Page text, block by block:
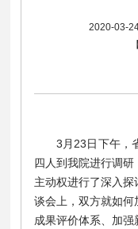
2020-03-
3月23日下午，
四人到我院进行调
主动权进行了深入
谈会上，双方就如何
成果评价体系、加